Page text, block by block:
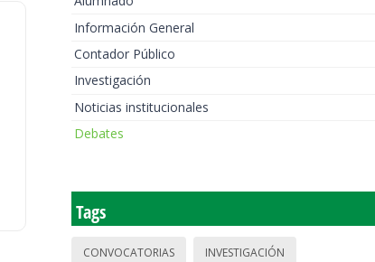
Información General
Contador Público
Investigación
Noticias institucionales
Debates
Tags
CONVOCATORIAS INVESTIGACIÓN